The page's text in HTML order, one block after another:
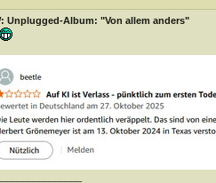
Unplugged-Album: "Von allem anders"